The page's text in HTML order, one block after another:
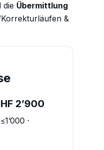
die Übermittlung
&
2’900
≤1’000 ·